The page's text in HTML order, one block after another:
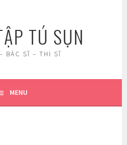
TÚ SỤN
BÁC SĨ – THI SĨ
MENU